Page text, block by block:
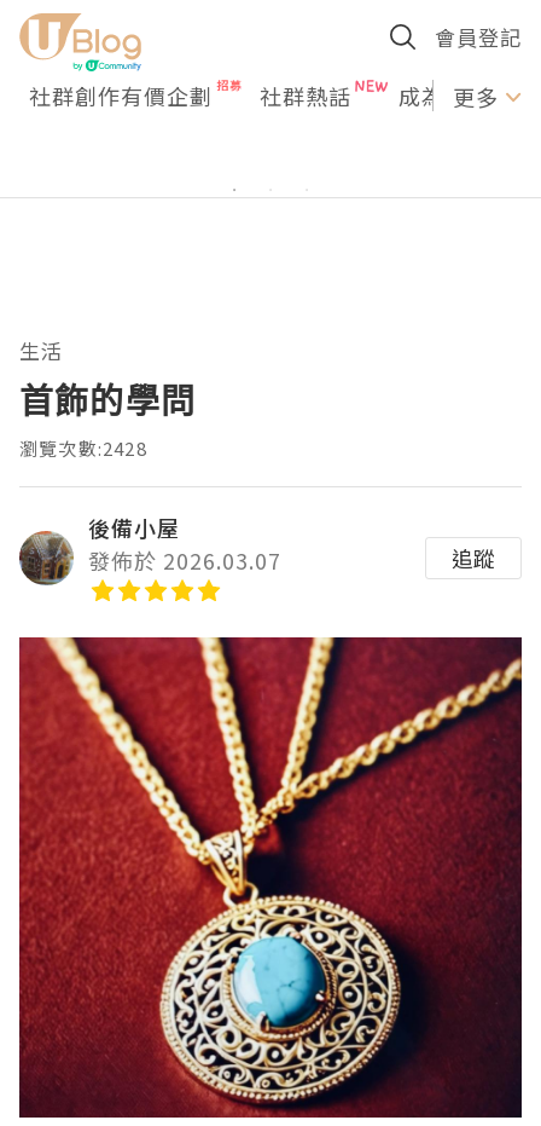
會員登記
社群創作有價企劃 社群熱話 成為U更多
生活
首飾的學問
瀏覽次數:2428
後備小屋
發佈於 2026.03.07
追蹤